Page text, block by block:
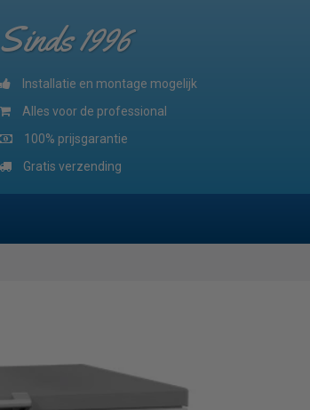
Sinds 1996
Installatie en montage mogelijk
Alles voor de professional
100% prijsgarantie
Gratis verzending